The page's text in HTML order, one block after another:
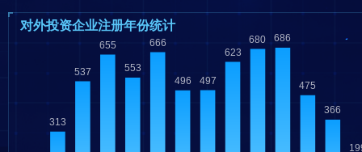
对外投资企业注册年份统计